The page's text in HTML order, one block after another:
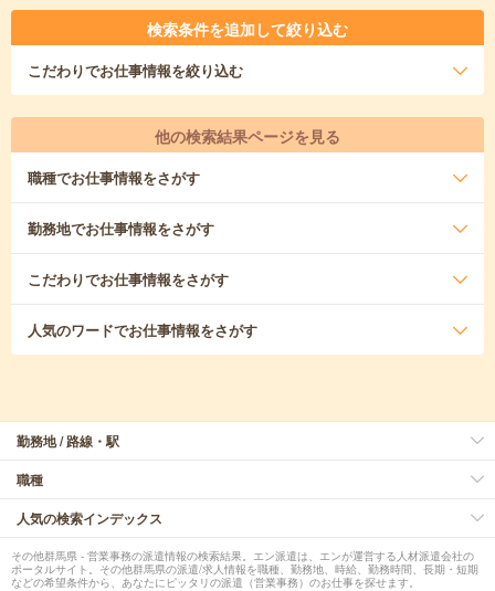
検索条件を追加して絞り込む
こだわりでお仕事情報を絞り込む
他の検索結果ページを見る
職種でお仕事情報をさがす
勤務地でお仕事情報をさがす
こだわりでお仕事情報をさがす
人気のワードでお仕事情報をさがす
勤務地 / 路線・駅
職種
人気の検索インデックス
その他群馬県 - 営業事務の派遣情報の検索結果。エン派遣は、エンが運営する人材派遣会社の
ポータルサイト。その他群馬県の派遣/求人情報を職種、勤務地、時給、勤務時間、長期・短期
などの希望条件から、あなたにピッタリの派遣（営業事務）のお仕事を探せます。